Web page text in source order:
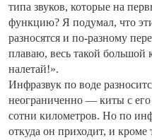
типа звуков, которые на
функцию? Я подумал, что
разносятся и по-разному
плаваю, весь такой
налетай!».
Инфразвук по воде
неограниченно — киты с
сотни километров. Но по
откуда он приходит, и кроме